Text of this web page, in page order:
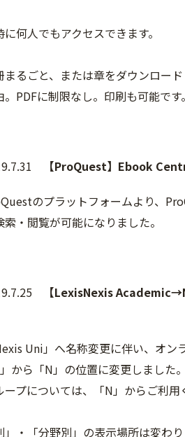
に何人でもアクセスできます。
まるごと、または章をダウンロー
。PDFに制限なし。印刷も可能です
【ProQuest】Ebook
のプラットフォームより、
索・閲覧が可能になりました。
【LexisNexis
Uni」へ名称変更に伴い、オン
」から「N」の位置に変更しまし
ープについては、「N」からご利用
」・「分野別」の表示場所は変わ